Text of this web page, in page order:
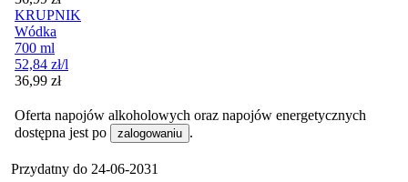
KRUPNIK
Wódka
700 ml
52,84 zł/l
Cena
36,99 zł
Oferta napojów alkoholowych oraz napojów energetycznych
dostępna jest po
zalogowaniu .
Przydatny do 24-06-2031